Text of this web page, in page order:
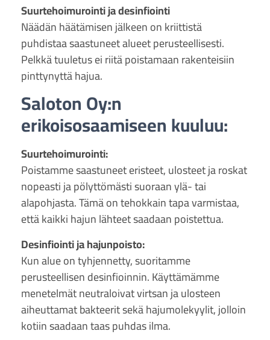
Suurtehoimurointi ja desinfiointi
Näädän häätämisen jälkeen on kriittistä
puhdistaa saastuneet alueet perusteellisesti.
Pelkkä tuuletus ei riitä poistamaan rakenteisiin
pinttynyttä hajua.
Saloton Oy:n
erikoisosaamiseen kuuluu:
Suurtehoimurointi:
Poistamme saastuneet eristeet, ulosteet ja roskat
nopeasti ja pölyttömästi suoraan ylä- tai
alapohjasta. Tämä on tehokkain tapa varmistaa,
että kaikki hajun lähteet saadaan poistettua.
Desinfiointi ja hajunpoisto:
Kun alue on tyhjennetty, suoritamme
perusteellisen desinfioinnin. Käyttämämme
menetelmät neutraloivat virtsan ja ulosteen
aiheuttamat bakteerit sekä hajumolekyylit, jolloin
kotiin saadaan taas puhdas ilma.